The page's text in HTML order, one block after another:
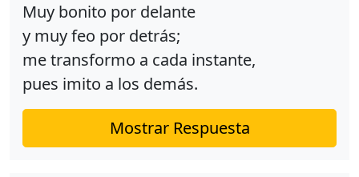
Muy bonito por delante
y muy feo por detrás;
me transformo a cada instante,
pues imito a los demás.
Mostrar Respuesta